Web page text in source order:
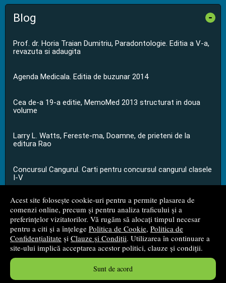
Acest site folosește cookie-uri pentru a permite plasarea de
comenzi online, precum și pentru analiza traficului și a
preferințelor vizitatorilor. Vă rugăm să alocați timpul necesar
pentru a citi și a înțelege Politica de Cookie, Politica de
Confidențialitate și Clauze și Condiții. Utilizarea în continuare a
site-ului implică acceptarea acestor politici, clauze și condiții.
Sunt de acord
Blog -
Prof. dr. Horia Traian Dumitriu, Paradontologie. Editia a V-a,
revazuta si adaugita
Agenda Medicala. Editia de buzunar 2014
Cea de-a 19-a editie, MemoMed 2013 structurat in doua
volume
Larry L. Watts, Fereste-ma, Doamne, de prieteni de la
editura Rao
Concursul Cangurul. Carti pentru concursul cangurul clasele
I-V
...toate știrile
© 2008 - 2026S.C. M.G. Net Distribution S.R.L.
Magazin onlinecreat deVital Soft